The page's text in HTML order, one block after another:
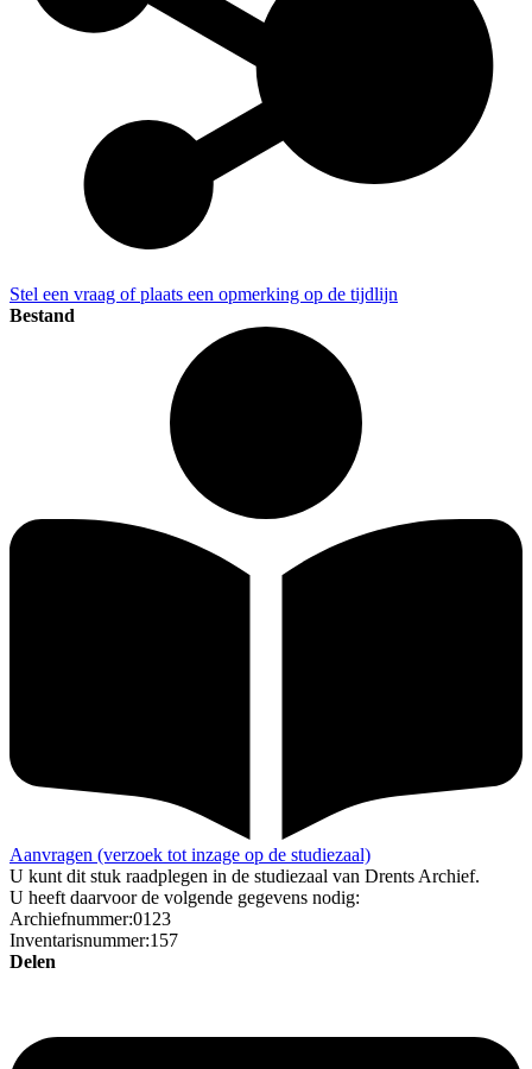
Stel een vraag of plaats een opmerking op de tijdlijn
Bestand
Aanvragen (verzoek tot inzage op de studiezaal)
U kunt dit stuk raadplegen in de studiezaal van Drents Archief.
U heeft daarvoor de volgende gegevens nodig:
Archiefnummer:0123
Inventarisnummer:157
Delen